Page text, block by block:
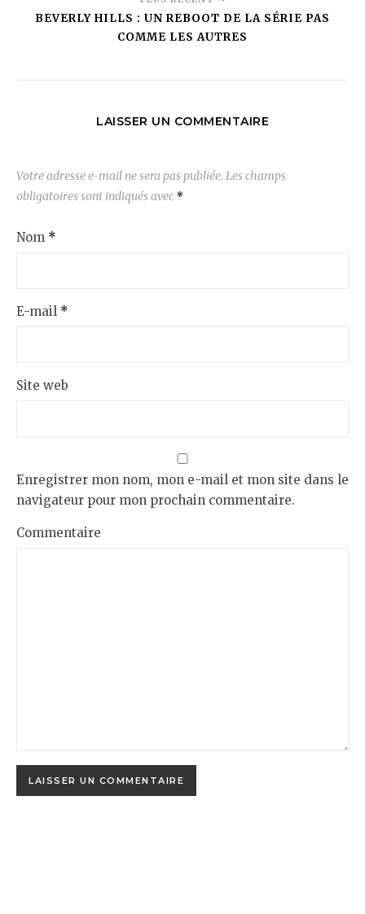
BEVERLY HILLS : UN REBOOT DE LA SÉRIE PAS
COMME LES AUTRES
LAISSER UN COMMENTAIRE
Votre adresse e-mail ne sera pas publiée. Les champs
obligatoires sont indiqués avec *
Nom *
E-mail *
Site web
Enregistrer mon nom, mon e-mail et mon site dans le
navigateur pour mon prochain commentaire.
Commentaire